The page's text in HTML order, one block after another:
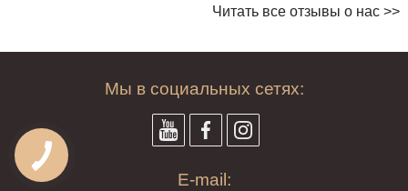
Читать все отзывы о нас >>
Мы в социальных сетях:
E-mail: